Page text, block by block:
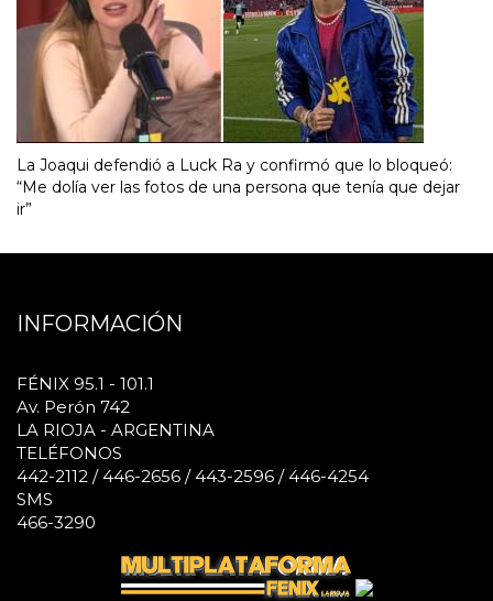
La Joaqui defendió a Luck Ra y confirmó que lo bloqueó:
“Me dolía ver las fotos de una persona que tenía que dejar
ir”
INFORMACIÓN
FÉNIX 95.1 - 101.1
Av. Perón 742
LA RIOJA - ARGENTINA
TELÉFONOS
442-2112 / 446-2656 / 443-2596 / 446-4254
SMS
466-3290